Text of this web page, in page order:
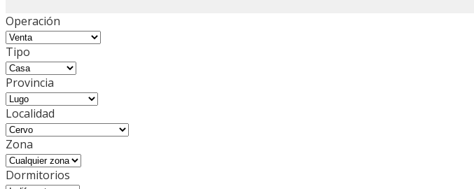
Operación
Tipo
Provincia
Localidad
Zona
Dormitorios